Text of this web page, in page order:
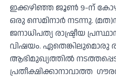
ഇക്കഴിഞ്ഞ ജൂൺ 9-ന്
ഒരു സെമിനാർ നടന്നു.
ജനാധിപത്യ രാഷ്ട്രീയ
വിഷയം. ഏതെങ്കിലുമൊരു
ആഭിമുഖ്യത്തിൽ
പ്രതീക്ഷിക്കാനാവാത്ത